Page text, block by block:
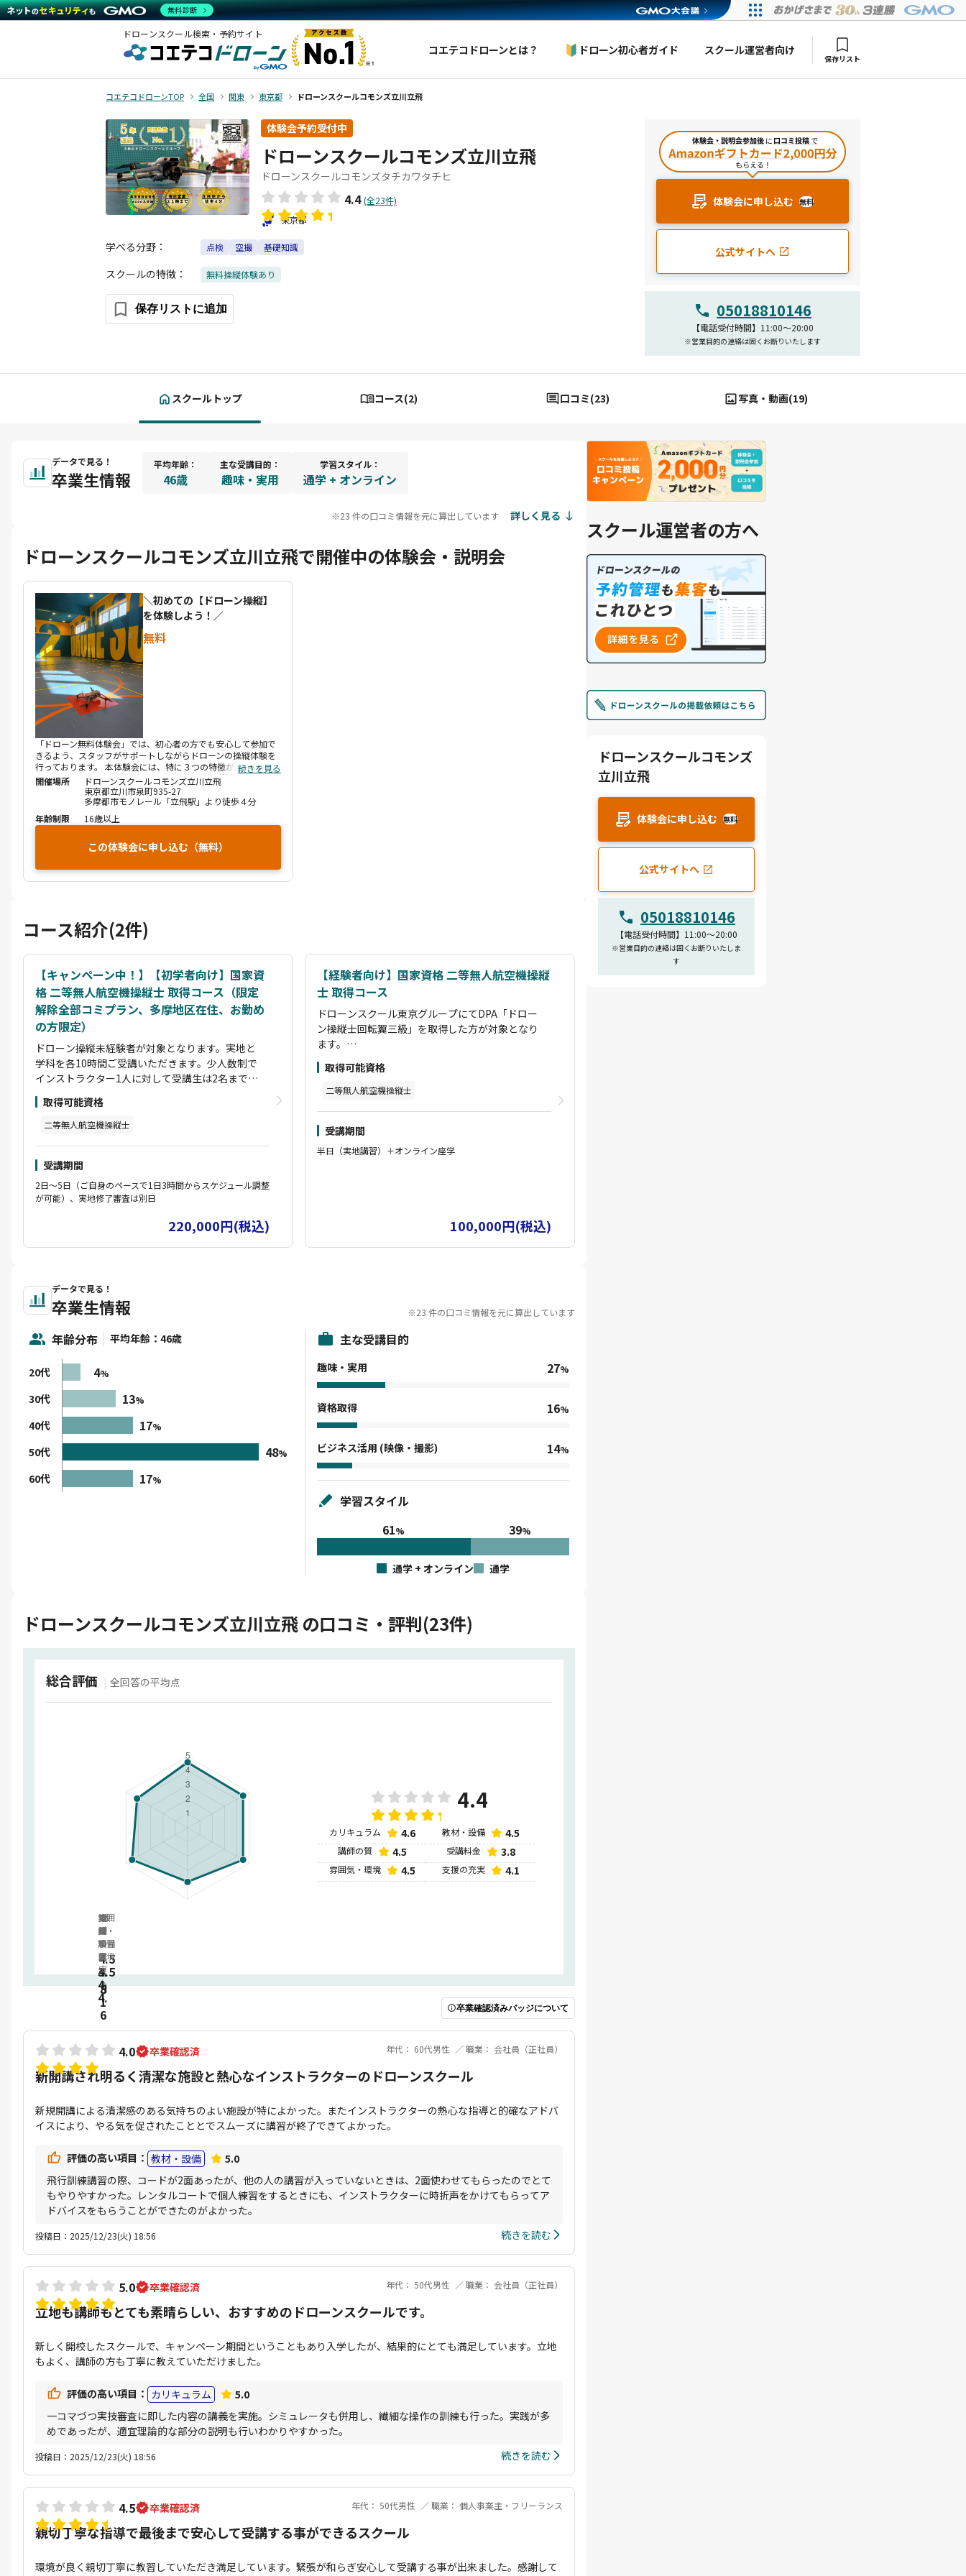
ドローンスクール検索・予約サイト
コエテコドローンとは？ ドローン初心者ガイド スクール運営者向け
保存リスト
コエテコドローンTOP 全国 関東 東京都 ドローンスクールコモンズ立川立飛
体験会予約受付中
ドローンスクールコモンズ立川立飛
ドローンスクールコモンズタチカワタチヒ
4.4(全23件)
東京都
学べる分野： 点検 空撮 基礎知識
スクールの特徴： 無料操縦体験あり
保存リストに追加
体験会に申し込む 無料
公式サイトへ
05018810146
【電話受付時間】11:00～20:00
※営業目的の連絡は固くお断りいたします
スクールトップ コース(2) 口コミ(23) 写真・動画(19)
データで見る！
卒業生情報
平均年齢：
46歳
主な受講目的：
趣味・実用
学習スタイル：
通学 + オンライン
※23 件の口コミ情報を元に算出しています 詳しく見る
ドローンスクールコモンズ立川立飛で開催中の体験会・説明会
＼初めての【ドローン操縦】
を体験しよう！／
無料
「ドローン無料体験会」では、初心者の方でも安心して参加で
きるよう、スタッフがサポートしながらドローンの操縦体験を
行っております。 本体験会には、特に３つの特徴があります。
❶参加者一人ひとりが操縦可能！ ❷実際の講習機を使用したド
ローン操縦体験 ❸インストラクターによる丁寧な体験レッスン
是非お気軽にご参加ください。 【ご注意】 お早めの体験会予約
をお願いいたします。直近の日程は埋まってる場合がございま
す。あらかじめご了承をお願いいたします。
続きを見る
開催場所
ドローンスクールコモンズ立川立飛
東京都立川市泉町935-27
多摩都市モノレール「立飛駅」より徒歩４分
年齢制限
16歳以上
この体験会に申し込む（無料）
コース紹介(2件)
【キャンペーン中！】【初学者向け】国家資
格 二等無人航空機操縦士 取得コース（限定
解除全部コミプラン、多摩地区在住、お勤め
の方限定）
ドローン操縦未経験者が対象となります。実地と
学科を各10時間ご受講いただきます。少人数制で
インストラクター1人に対して受講生は2名まで。
ドローンの基本的な操縦技術をゼロからしっかり
と学ぶことができます。コースは1コマ3時間から
で、ご自身のスケジュールに合わせて受講が可能
コース修了後に実地修了審査（自動車教習所の卒
業検定のイメージ）を別日に実施します。実地修
了審査1回分の費用を含みます。実地修了審査に
講習修了証明書を取得された方は、実地試験が免
除されます。
取得可能資格
二等無人航空機操縦士
受講期間
2日～5日（ご自身のペースで1日3時間からスケジュール調整
が可能）、実地修了審査は別日
220,000円(税込)
【経験者向け】国家資格 二等無人航空機操縦
士 取得コース
ドローンスクール東京グループにてDPA「ドロー
ン操縦士回転翼三級」を取得した方が対象となり
ます。
他スクール受講生は対象外ととなりますので、ご
注意ください。
少人数制でインストラクター1人に対して受講生
車移動中などでも受講可能です。
コース修了後に実地修了審査（自動車教習所の卒
取得可能資格
二等無人航空機操縦士
受講期間
半日（実地講習）＋オンライン座学
100,000円(税込)
データで見る！
卒業生情報 ※23 件の口コミ情報を元に算出しています
年齢分布 平均年齢：46歳
20代 4%
30代 13%
40代 17%
50代 48%
60代 17%
主な受講目的
趣味・実用 27%
資格取得 16%
ビジネス活用 (映像・撮影) 14%
学習スタイル
61% 39%
通学 + オンライン 通学
ドローンスクールコモンズ立川立飛 の口コミ・評判(23件)
総合評価 全回答の平均点
カ
リ
キ
ュ
ラ
ム
4.
6
教
材・
設備
4.5
講
師
の
質
4.
5
受
講
料
金
3.
8
雰囲
気・
学習
環境
4.5
支
援
の
充
実
4.
1
4.4
カリキュラム 4.6 教材・設備 4.5
講師の質 4.5 受講料金 3.8
雰囲気・環境 4.5 支援の充実 4.1
卒業確認済みバッジについて
4.0 卒業確認済 年代： 60代男性 職業： 会社員（正社員）
新開講され明るく清潔な施設と熱心なインストラクターのドローンスクール
新規開講による清潔感のある気持ちのよい施設が特によかった。またインストラクターの熱心な指導と的確なアドバ
イスにより、やる気を促されたこととでスムーズに講習が終了できてよかった。
評価の高い項目： 教材・設備
5.0
飛行訓練講習の際、コードが2面あったが、他の人の講習が入っていないときは、2面使わせてもらったのでとて
もやりやすかった。レンタルコートで個人練習をするときにも、インストラクターに時折声をかけてもらってア
ドバイスをもらうことができたのがよかった。
投稿日：2025/12/23(火) 18:56 続きを読む
5.0 卒業確認済 年代： 50代男性 職業： 会社員（正社員）
立地も講師もとても素晴らしい、おすすめのドローンスクールです。
新しく開校したスクールで、キャンペーン期間ということもあり入学したが、結果的にとても満足しています。立地
もよく、講師の方も丁寧に教えていただけました。
評価の高い項目： カリキュラム
5.0
一コマづつ実技審査に即した内容の講義を実施。シミュレータも併用し、繊細な操作の訓練も行った。実践が多
めであったが、適宜理論的な部分の説明も行いわかりやすかった。
投稿日：2025/12/23(火) 18:56 続きを読む
4.5 卒業確認済 年代： 50代男性 職業： 個人事業主・フリーランス
親切丁寧な指導で最後まで安心して受講する事ができるスクール
環境が良く親切丁寧に教習していただき満足しています。緊張が和らぎ安心して受講する事が出来ました。感謝して
スクール運営者の方へ
ドローンスクールコモンズ
立川立飛
体験会に申し込む 無料
公式サイトへ
05018810146
【電話受付時間】11:00～20:00
※営業目的の連絡は固くお断りいたしま
す
無料診断